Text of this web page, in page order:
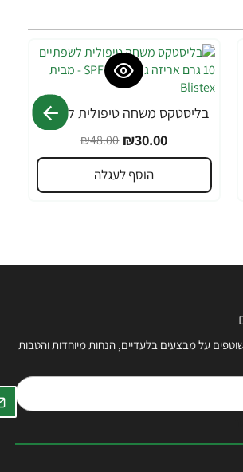
-38%
בליסטקס משחה טיפולית לשפתיים 10 גרם אריזה גדולה SPF 10 - מבית Blistex
₪30.00
₪48.00
הוסף לעגלה
על מבצעים בלעדיים, הנחות מיוחדות והטבות